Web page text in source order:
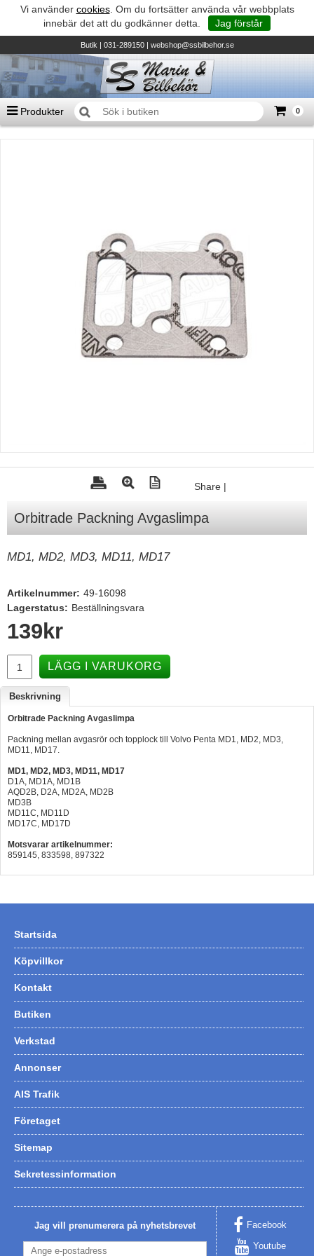
Vi använder cookies. Om du fortsätter använda vår webbplats
innebär det att du godkänner detta.
Jag förstår
Butik| 031-289150 | webshop@ssbilbehor.se
Produkter 0
Suzumar - Gummibåtar
Honda - Utombordare
HonWave - Gummibåtar
Honda - Elverk & Pumpar
Tohatsu - Utombordare
Minn Kota - elmotorer
Mercury Servicedelar
Lowrance
Humminbird
B&G
Båttillbehör
Varta - Batterier
Victron - Batteriladdare
CTEK - Batteriladdare
Webasto - Dieselvärmare
Calix - Packline - Takboxar
Thule - Takboxar
LAGERRENSING
Share |
Orbitrade Packning Avgaslimpa
MD1, MD2, MD3, MD11, MD17
Artikelnummer: 49-16098
Lagerstatus: Beställningsvara
139 kr
LÄGG I VARUKORG
Beskrivning
Orbitrade Packning Avgaslimpa
Packning mellan avgasrör och topplock till Volvo Penta MD1, MD2, MD3,
MD11, MD17.
MD1, MD2, MD3, MD11, MD17
D1A, MD1A, MD1B
AQD2B, D2A, MD2A, MD2B
MD3B
MD11C, MD11D
MD17C, MD17D
Motsvarar artikelnummer:
859145, 833598, 897322
Startsida
Köpvillkor
Kontakt
Butiken
Verkstad
Annonser
AIS Trafik
Företaget
Sitemap
Sekretessinformation
Jag vill prenumerera på nyhetsbrevet Facebook
Youtube